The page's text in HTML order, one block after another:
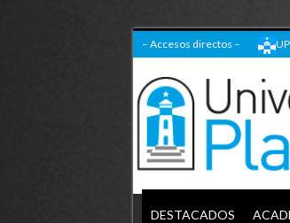
– Accesos directos –
DESTACADOS